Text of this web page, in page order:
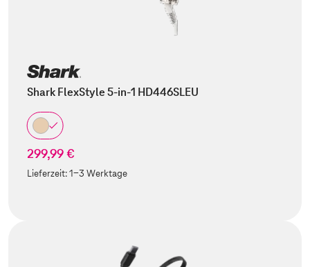
Shark FlexStyle 5-in-1 HD446SLEU
299,99 €
Lieferzeit:1-3 Werktage